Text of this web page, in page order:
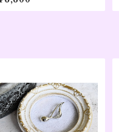
クアマリンカラー（３月
生日カラー）、【Pon】